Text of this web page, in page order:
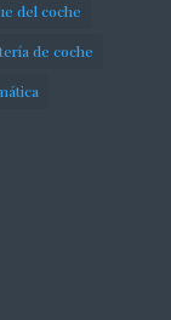
del coche
de coche